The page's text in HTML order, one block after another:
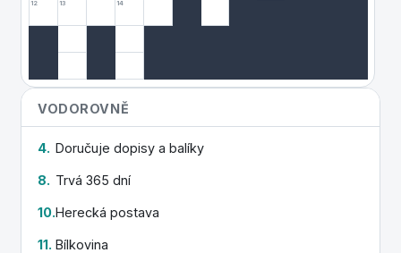
12 13 14
VODOROVNĚ
4. Doručuje dopisy a balíky
8. Trvá 365 dní
10.Herecká postava
11. Bílkovina